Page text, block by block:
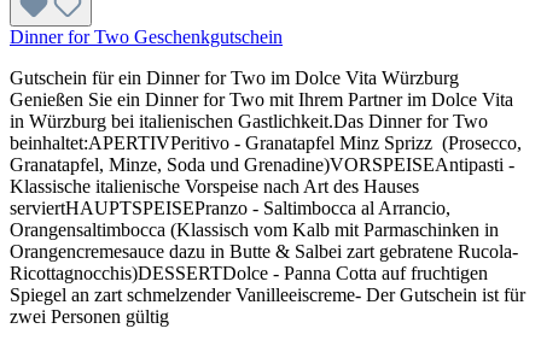
Dinner for Two Geschenkgutschein
Gutschein für ein Dinner for Two im Dolce Vita Würzburg
Genießen Sie ein Dinner for Two mit Ihrem Partner im Dolce Vita
in Würzburg bei italienischen Gastlichkeit.Das Dinner for Two
beinhaltet:APERTIVPeritivo - Granatapfel Minz Sprizz (Prosecco,
Granatapfel, Minze, Soda und Grenadine)VORSPEISEAntipasti -
Klassische italienische Vorspeise nach Art des Hauses
serviertHAUPTSPEISEPranzo - Saltimbocca al Arrancio,
Orangensaltimbocca (Klassisch vom Kalb mit Parmaschinken in
Orangencremesauce dazu in Butte & Salbei zart gebratene Rucola-
Ricottagnocchis)DESSERTDolce - Panna Cotta auf fruchtigen
Spiegel an zart schmelzender Vanilleeiscreme- Der Gutschein ist für
zwei Personen gültig